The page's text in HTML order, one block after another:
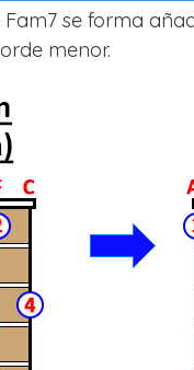
Fam7 se forma
menor.